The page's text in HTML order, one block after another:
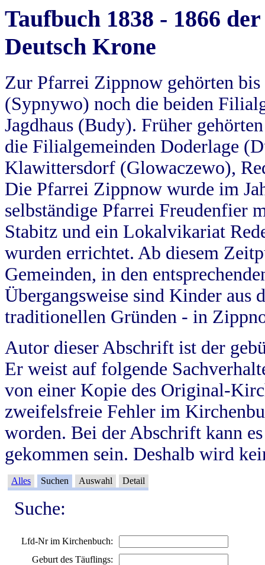
Taufbuch 1838 - 1866
Deutsch Krone
Zur Pfarrei Zippnow gehörten
(Sypnywo) noch die beiden
Jagdhaus (Budy). Früher
die Filialgemeinden Doderlage
Klawittersdorf (Glowaczewo),
Die Pfarrei Zippnow wurde im
selbständige Pfarrei Freudenfier
Stabitz und ein Lokalvikariat
wurden errichtet. Ab diesem
Gemeinden, in den
Übergangsweise sind Kinder aus
traditionellen Gründen - in
Autor dieser Abschrift ist der
Er weist auf folgende
von einer Kopie des Original-
zweifelsfreie Fehler im
worden. Bei der Abschrift kann
gekommen sein. Deshalb wird
Alles Suchen Auswahl Detail
Suche:
Lfd-Nr im Kirchenbuch:
Geburt des Täuflings: